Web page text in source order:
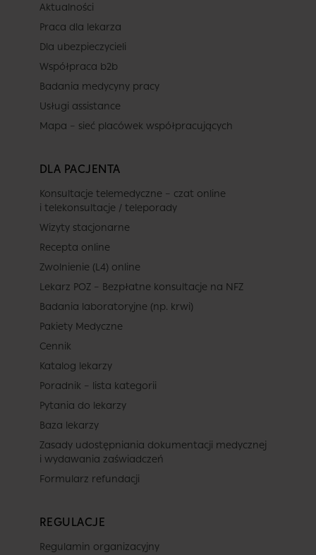
Aktualności
Praca dla lekarza
Dla ubezpieczycieli
Współpraca b2b
Badania medycyny pracy
Usługi assistance
Mapa – sieć placówek współpracujących
DLA PACJENTA
Konsultacje telemedyczne – czat online
i telekonsultacje / teleporady
Wizyty stacjonarne
Recepta online
Zwolnienie (L4) online
Lekarz POZ – Bezpłatne konsultacje na NFZ
Badania laboratoryjne (np. krwi)
Pakiety Medyczne
Cennik
Katalog lekarzy
Poradnik – lista kategorii
Pytania do lekarzy
Baza lekarzy
Zasady udostępniania dokumentacji medycznej
i wydawania zaświadczeń
Formularz refundacji
REGULACJE
Regulamin organizacyjny